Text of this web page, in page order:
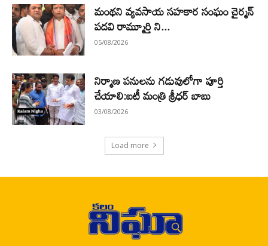
మంథని వ్యవసాయ సహకార సంఘం చైర్మన్
పదవి రామ్మూర్తి ని...
05/08/2026
నిర్మాణ పనులను గడువులోగా పూర్తి
చేయాలి:ఐటీ మంత్రి శ్రీధర్ బాబు
03/08/2026
Load more